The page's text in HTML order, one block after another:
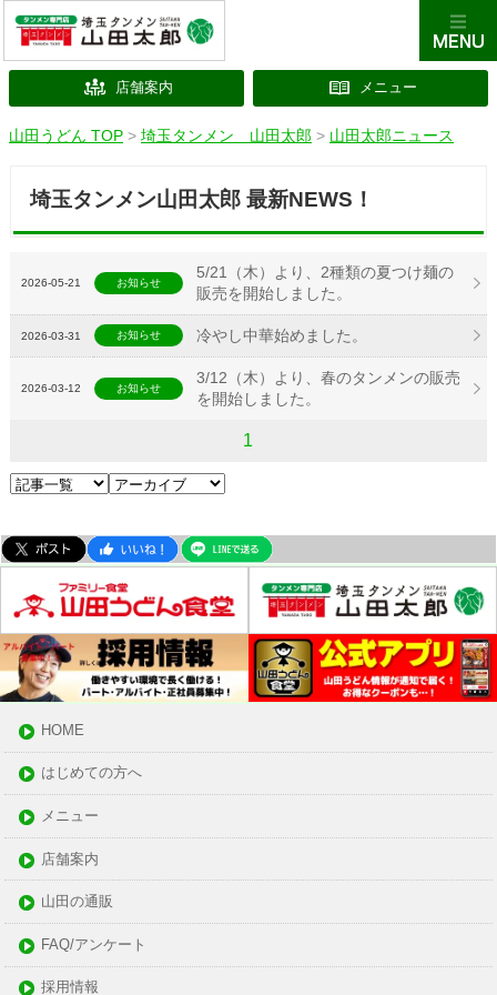
店舗案内 メニュー
山田うどん TOP > 埼玉タンメン 山田太郎 > 山田太郎ニュース
埼玉タンメン山田太郎 最新NEWS！
2026-05-21 お知らせ
5/21（木）より、2種類の夏つけ麺の
販売を開始しました。
2026-03-31 お知らせ 冷やし中華始めました。
2026-03-12 お知らせ
3/12（木）より、春のタンメンの販売
を開始しました。
1
HOME
はじめての方へ
メニュー
店舗案内
山田の通販
FAQ/アンケート
採用情報